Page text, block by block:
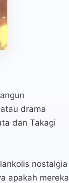
drama
dan Takagi
nostalgia
apakah mereka